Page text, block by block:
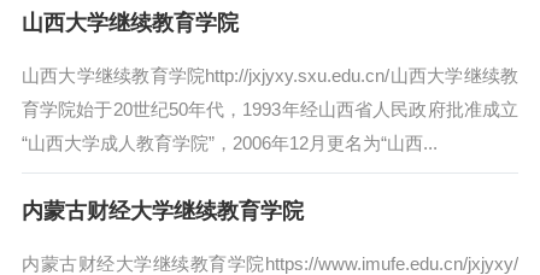
山西大学继续教育学院
山西大学继续教育学院http://jxjyxy.sxu.edu.cn/山西大学继续教
育学院始于20世纪50年代，1993年经山西省人民政府批准成立
“山西大学成人教育学院”，2006年12月更名为“山西...
内蒙古财经大学继续教育学院
内蒙古财经大学继续教育学院https://www.imufe.edu.cn/jxjyxy/